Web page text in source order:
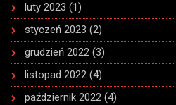
luty 2023 (1)
styczeń 2023 (2)
grudzień 2022 (3)
listopad 2022 (4)
październik 2022 (4)